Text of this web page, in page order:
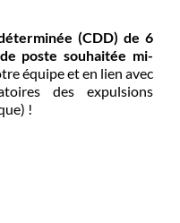
(CDD) de 6
poste souhaitée mi-
équipe et en lien avec
des expulsions
!